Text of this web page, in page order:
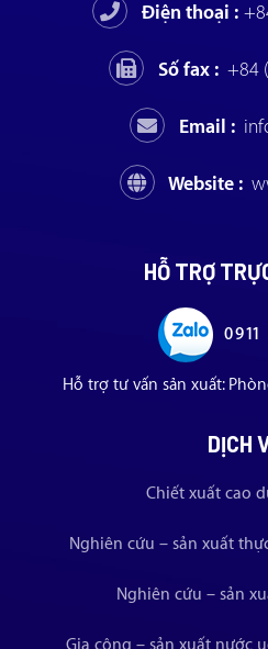
Điện thoại :
Số fax : +84
Email :
Website :
HỖ TRỢ
0911
Hỗ trợ tư vấn sản xuất:
DỊCH
Chiết xuất cao
Nghiên cứu – sản xuất
Nghiên cứu – sản
Gia công – sản xuất nước